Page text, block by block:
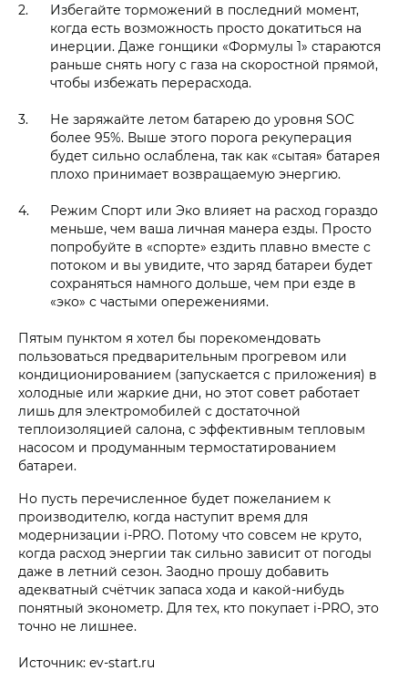
Избегайте торможений в последний момент,
когда есть возможность просто докатиться на
инерции. Даже гонщики «Формулы 1» стараются
раньше снять ногу с газа на скоростной прямой,
чтобы избежать перерасхода.
Не заряжайте летом батарею до уровня SOC
более 95%. Выше этого порога рекуперация
будет сильно ослаблена, так как «сытая» батарея
плохо принимает возвращаемую энергию.
Режим Спорт или Эко влияет на расход гораздо
меньше, чем ваша личная манера езды. Просто
попробуйте в «спорте» ездить плавно вместе с
потоком и вы увидите, что заряд батареи будет
сохраняться намного дольше, чем при езде в
«эко» с частыми опережениями.
Пятым пунктом я хотел бы порекомендовать
пользоваться предварительным прогревом или
кондиционированием (запускается с приложения) в
холодные или жаркие дни, но этот совет работает
лишь для электромобилей с достаточной
теплоизоляцией салона, с эффективным тепловым
насосом и продуманным термостатированием
батареи.
Но пусть перечисленное будет пожеланием к
производителю, когда наступит время для
модернизации i‑PRO. Потому что совсем не круто,
когда расход энергии так сильно зависит от погоды
даже в летний сезон. Заодно прошу добавить
адекватный счётчик запаса хода и какой-нибудь
понятный эконометр. Для тех, кто покупает i‑PRO, это
точно не лишнее.
Источник: ev-start.ru